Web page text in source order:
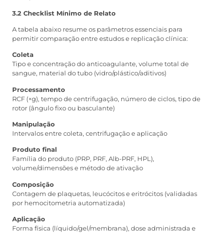
3.2 Checklist Mínimo de Relato
A tabela abaixo resume os parâmetros essenciais para
permitir comparação entre estudos e replicação clínica:
Coleta
Tipo e concentração do anticoagulante, volume total de
sangue, material do tubo (vidro/plástico/aditivos)
Processamento
RCF (×g), tempo de centrifugação, número de ciclos, tipo de
rotor (ângulo fixo ou basculante)
Manipulação
Intervalos entre coleta, centrifugação e aplicação
Produto final
Família do produto (PRP, PRF, Alb-PRF, HPL),
volume/dimensões e método de ativação
Composição
Contagem de plaquetas, leucócitos e eritrócitos (validadas
por hemocitometria automatizada)
Aplicação
Forma física (líquido/gel/membrana), dose administrada e